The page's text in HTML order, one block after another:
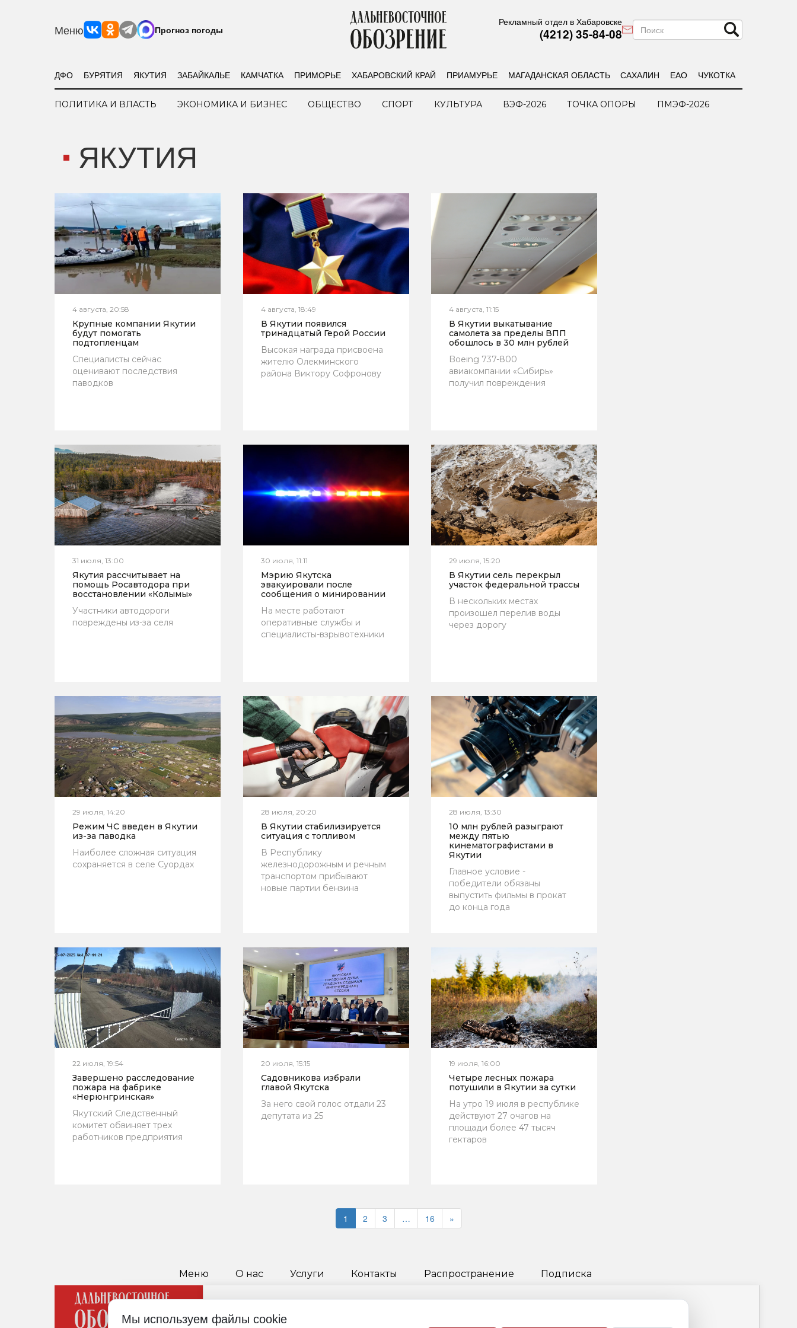
Меню Прогноз погоды
Рекламный отдел в Хабаровске
(4212) 35-84-08
ДФО БУРЯТИЯ ЯКУТИЯ ЗАБАЙКАЛЬЕ КАМЧАТКА ПРИМОРЬЕ ХАБАРОВСКИЙ КРАЙ ПРИАМУРЬЕ МАГАДАНСКАЯ ОБЛАСТЬ САХАЛИН ЕАО ЧУКОТКА
ПОЛИТИКА И ВЛАСТЬ ЭКОНОМИКА И БИЗНЕС ОБЩЕСТВО СПОРТ КУЛЬТУРА ВЭФ-2026 ТОЧКА ОПОРЫ ПМЭФ-2026
ЯКУТИЯ
4 августа, 20:58
Крупные компании Якутии
будут помогать
подтопленцам
Специалисты сейчас
оценивают последствия
паводков
4 августа, 18:49
В Якутии появился
тринадцатый Герой России
Высокая награда присвоена
жителю Олекминского
района Виктору Софронову
4 августа, 11:15
В Якутии выкатывание
самолета за пределы ВПП
обошлось в 30 млн рублей
Boeing 737-800
авиакомпании «Сибирь»
получил повреждения
31 июля, 13:00
Якутия рассчитывает на
помощь Росавтодора при
восстановлении «Колымы»
Участники автодороги
повреждены из-за селя
30 июля, 11:11
Мэрию Якутска
эвакуировали после
сообщения о минировании
На месте работают
оперативные службы и
специалисты-взрывотехники
29 июля, 15:20
В Якутии сель перекрыл
участок федеральной трассы
В нескольких местах
произошел перелив воды
через дорогу
29 июля, 14:20
Режим ЧС введен в Якутии
из-за паводка
Наиболее сложная ситуация
сохраняется в селе Суордах
28 июля, 20:20
В Якутии стабилизируется
ситуация с топливом
В Республику
железнодорожным и речным
транспортом прибывают
новые партии бензина
28 июля, 13:30
10 млн рублей разыграют
между пятью
кинематографистами в
Якутии
Главное условие -
победители обязаны
выпустить фильмы в прокат
до конца года
22 июля, 19:54
Завершено расследование
пожара на фабрике
«Нерюнгринская»
Якутский Следственный
комитет обвиняет трех
работников предприятия
20 июля, 15:15
Садовникова избрали
главой Якутска
За него свой голос отдали 23
депутата из 25
19 июля, 16:00
Четыре лесных пожара
потушили в Якутии за сутки
На утро 19 июля в республике
действуют 27 очагов на
площади более 47 тысяч
гектаров
1 2 3 … 16 »
Меню О нас Услуги Контакты Распространение Подписка
Мы используем файлы cookie